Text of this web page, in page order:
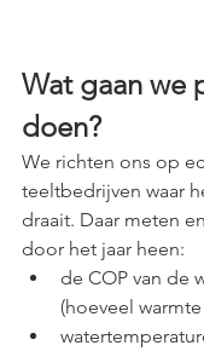
Wat gaan we
doen?
We richten ons op
teeltbedrijven waar
draait. Daar meten
door het jaar heen:
de COP van de
(hoeveel